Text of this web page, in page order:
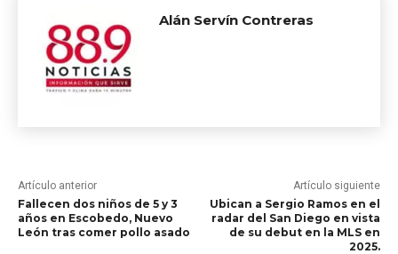
Alán Servín Contreras
Artículo anterior
Fallecen dos niños de 5 y 3
años en Escobedo, Nuevo
León tras comer pollo asado
Artículo siguiente
Ubican a Sergio Ramos en el
radar del San Diego en vista
de su debut en la MLS en
2025.